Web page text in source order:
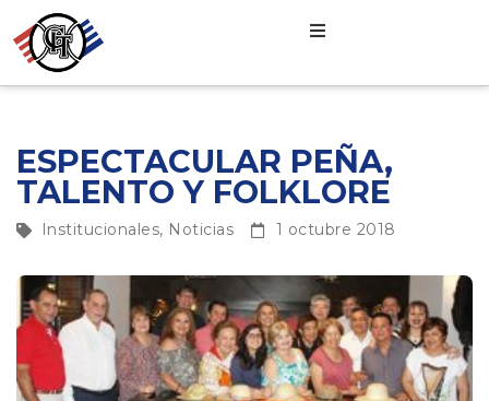
ESPECTACULAR PEÑA,
TALENTO Y FOLKLORE
Institucionales, Noticias 1 octubre 2018